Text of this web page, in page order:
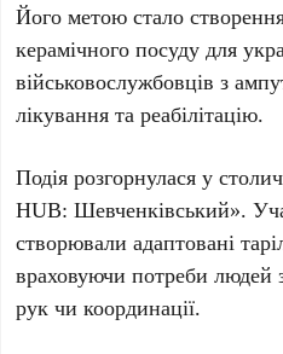
Його метою стало
керамічного посуду для
військовослужбовців з
лікування та реабілітацію.
Подія розгорнулася у
HUB: Шевченківський».
створювали адаптовані
враховуючи потреби
рук чи координації.